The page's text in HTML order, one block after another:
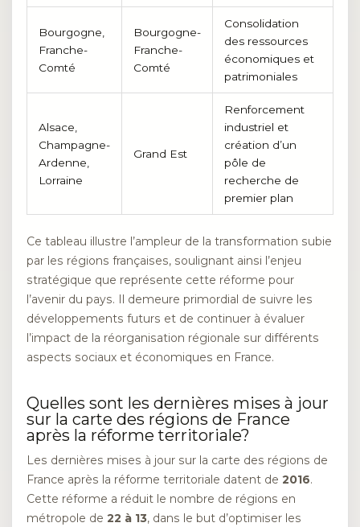
Bourgogne,
Franche-
Comté
Bourgogne-
Franche-
Comté
Consolidation
des ressources
économiques et
patrimoniales
Alsace,
Champagne-
Ardenne,
Lorraine
Grand Est
Renforcement
industriel et
création d’un
pôle de
recherche de
premier plan
Ce tableau illustre l’ampleur de la transformation subie
par les régions françaises, soulignant ainsi l’enjeu
stratégique que représente cette réforme pour
l’avenir du pays. Il demeure primordial de suivre les
développements futurs et de continuer à évaluer
l’impact de la réorganisation régionale sur différents
aspects sociaux et économiques en France.
Quelles sont les dernières mises à jour
sur la carte des régions de France
après la réforme territoriale?
Les dernières mises à jour sur la carte des régions de
France après la réforme territoriale datent de 2016.
Cette réforme a réduit le nombre de régions en
métropole de 22 à 13, dans le but d’optimiser les